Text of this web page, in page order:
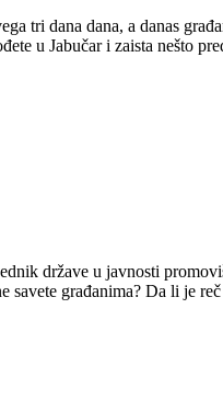
tri dana dana, a danas
u Jabučar i zaista nešto
države u javnosti
savete građanima? Da li je